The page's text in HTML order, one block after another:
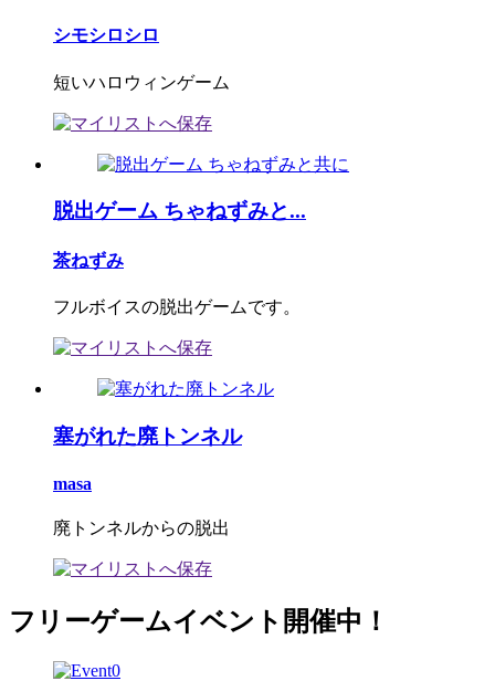
シモシロシロ
短いハロウィンゲーム
脱出ゲーム ちゃねずみと...
茶ねずみ
フルボイスの脱出ゲームです。
塞がれた廃トンネル
masa
廃トンネルからの脱出
フリーゲームイベント開催中！